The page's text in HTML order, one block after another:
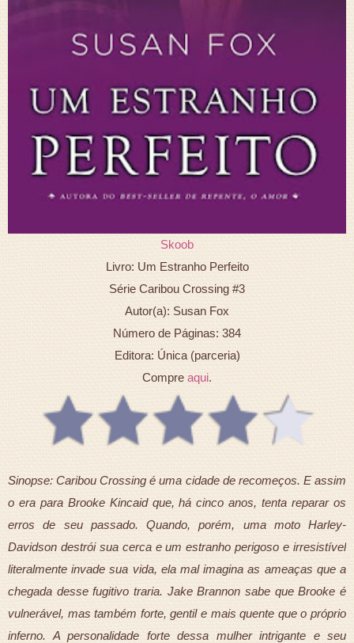
Skoob
Livro: Um Estranho Perfeito
Série Caribou Crossing #3
Autor(a): Susan Fox
Número de Páginas: 384
Editora: Única (parceria)
Compre aqui.
Sinopse: Caribou Crossing é uma cidade de recomeços. E assim
o era para Brooke Kincaid que, há cinco anos, tenta reparar os
erros de seu passado. Quando, porém, uma moto Harley-
Davidson destrói sua cerca e um estranho perigoso e irresistível
literalmente invade sua vida, ela mal imagina as ameaças que a
chegada desse fugitivo traria. Jake Brannon sabe que Brooke é
vulnerável, mas também forte, gentil e mais quente que o próprio
inferno. A personalidade forte dessa mulher intrigante e seu